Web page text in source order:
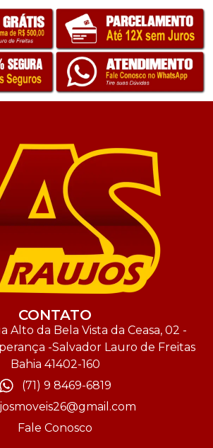
CONTATO
Alto da Bela Vista da Ceasa, 02 -
-Salvador Lauro de Freitas
Bahia 41402-160
(71) 9 8469-6819
Fale Conosco